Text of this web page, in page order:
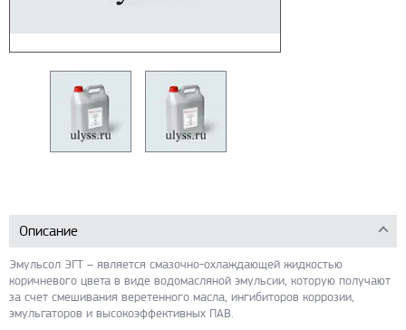
Описание
Эмульсол ЭГТ – является смазочно-охлаждающей жидкостью
коричневого цвета в виде водомасляной эмульсии, которую получают
за счет смешивания веретенного масла, ингибиторов коррозии,
эмульгаторов и высокоэффективных ПАВ.